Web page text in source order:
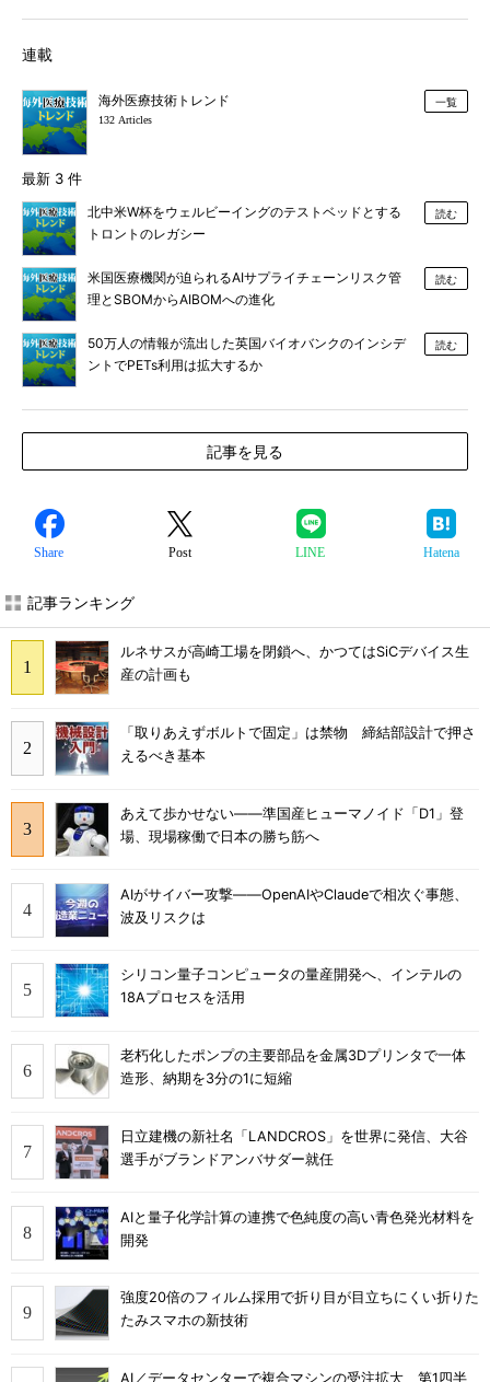
連載
海外医療技術トレンド
132 Articles
一覧
最新 3 件
北中米W杯をウェルビーイングのテストベッドとする
トロントのレガシー
読む
米国医療機関が迫られるAIサプライチェーンリスク管
理とSBOMからAIBOMへの進化
読む
50万人の情報が流出した英国バイオバンクのインシデ
ントでPETs利用は拡大するか
読む
記事を見る
Share Post LINE Hatena
記事ランキング
ルネサスが高崎工場を閉鎖へ、かつてはSiCデバイス生
産の計画も
「取りあえずボルトで固定」は禁物 締結部設計で押さ
えるべき基本
あえて歩かせない――準国産ヒューマノイド「D1」登
場、現場稼働で日本の勝ち筋へ
AIがサイバー攻撃――OpenAIやClaudeで相次ぐ事態、
波及リスクは
シリコン量子コンピュータの量産開発へ、インテルの
18Aプロセスを活用
老朽化したポンプの主要部品を金属3Dプリンタで一体
造形、納期を3分の1に短縮
日立建機の新社名「LANDCROS」を世界に発信、大谷
選手がブランドアンバサダー就任
AIと量子化学計算の連携で色純度の高い青色発光材料を
開発
強度20倍のフィルム採用で折り目が目立ちにくい折りた
たみスマホの新技術
AI／データセンターで複合マシンの受注拡大、第1四半